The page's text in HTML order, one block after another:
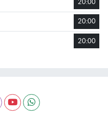
20:00
20:00
20:00